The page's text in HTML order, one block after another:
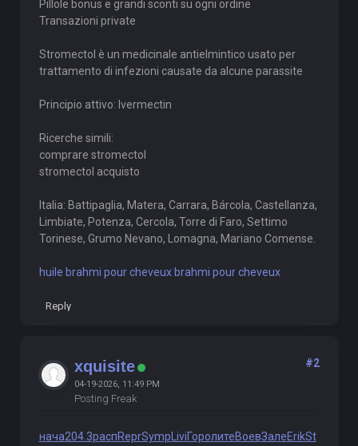
Pillole bonus e grandi sconti su ogni ordine
Transazioni private
Stromectol è un medicinale antielmintico usato per
trattamento di infezioni causate da alcune parassite
Principio attivo: Ivermectin
Ricerche simili:
comprare stromectol
stromectol acquisto
Italia: Battipaglia, Matera, Carrara, Bárcola, Castellanza,
Limbiate, Potenza, Cercola, Torre di Faro, Settimo
Torinese, Grumo Nevano, Lomagna, Mariano Comense.
huile brahmi pour cheveux brahmi pour cheveux
Reply
xquisite
04-19-2026, 11:49 PM
Posting Freak
#2
нача204.3распReprSymp LiviГоролитеВоевЗалеErikSt